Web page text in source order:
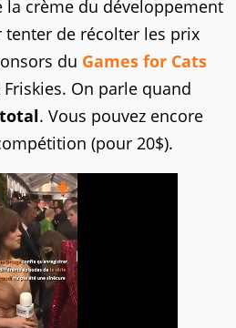
la crème du développement
de récolter les prix
du Games for Cats
Friskies. On parle quand
total. Vous pouvez encore
(pour 20$).